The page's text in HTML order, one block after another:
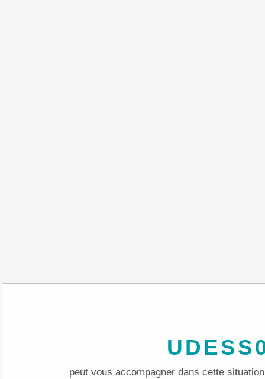
peut vous accompagner dans cette situation